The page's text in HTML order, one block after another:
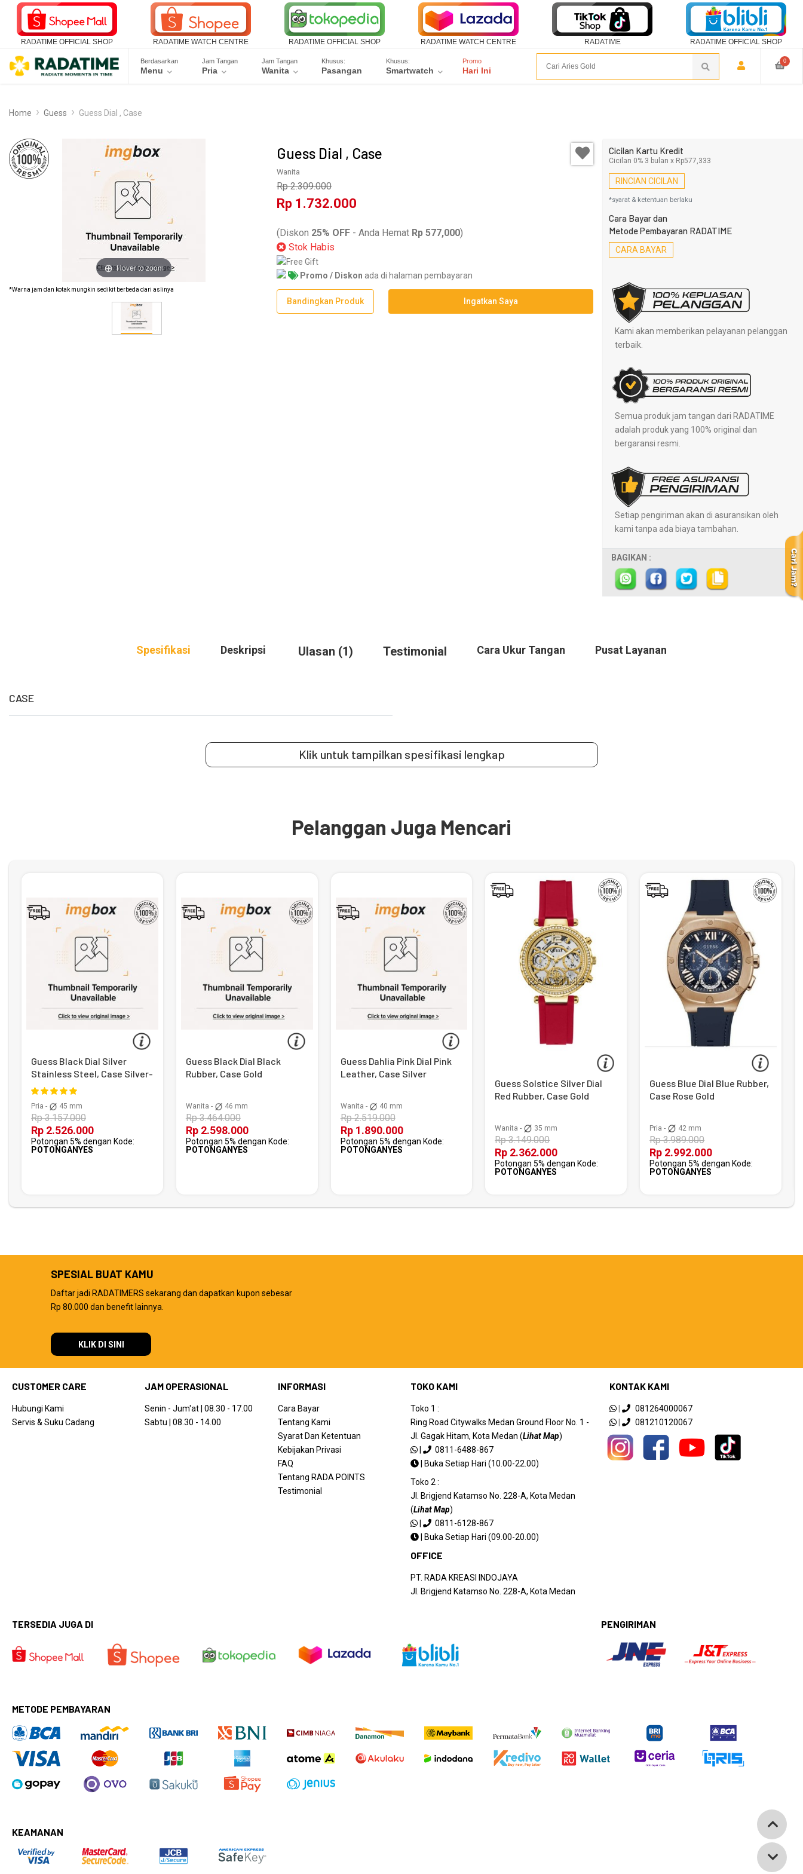
RADATIME OFFICIAL SHOP RADATIME WATCH CENTRE RADATIME OFFICIAL SHOP RADATIME WATCH CENTRE RADATIME RADATIME OFFICIAL SHOP
Berdasarkan
Menu
Jam Tangan
Pria
Jam Tangan
Wanita
Khusus:
Pasangan
Khusus:
Smartwatch
Promo
Hari Ini
0
Home Guess Guess Dial , Case
Hover to zoom
*Warna jam dan kotak mungkin sedikit berbeda dari aslinya
Guess Dial , Case
Wanita
Rp 2.309.000
Rp 1.732.000
(Diskon 25% OFF - Anda Hemat Rp 577,000)
Stok Habis
Promo / Diskon ada di halaman pembayaran
Bandingkan Produk Ingatkan Saya
Cicilan Kartu Kredit
Cicilan 0% 3 bulan x Rp577,333
RINCIAN CICILAN
*syarat & ketentuan berlaku
Cara Bayar dan
Metode Pembayaran RADATIME
CARA BAYAR
Kami akan memberikan pelayanan pelanggan
terbaik.
Semua produk jam tangan dari RADATIME
adalah produk yang 100% original dan
bergaransi resmi.
Setiap pengiriman akan di asuransikan oleh
kami tanpa ada biaya tambahan.
BAGIKAN :
Spesifikasi Deskripsi Ulasan (1) Testimonial Cara Ukur Tangan Pusat Layanan
CASE
Klik untuk tampilkan spesifikasi lengkap
Pelanggan Juga Mencari
Guess Black Dial Silver
Stainless Steel, Case Silver-
Black
Pria - 45 mm
Rp 3.157.000
Rp 2.526.000
Potongan 5% dengan Kode:
POTONGANYES
Guess Black Dial Black
Rubber, Case Gold
Wanita - 46 mm
Rp 3.464.000
Rp 2.598.000
Potongan 5% dengan Kode:
POTONGANYES
Guess Dahlia Pink Dial Pink
Leather, Case Silver
Wanita - 40 mm
Rp 2.519.000
Rp 1.890.000
Potongan 5% dengan Kode:
POTONGANYES
Guess Solstice Silver Dial
Red Rubber, Case Gold
Wanita - 35 mm
Rp 3.149.000
Rp 2.362.000
Potongan 5% dengan Kode:
POTONGANYES
Guess Blue Dial Blue Rubber,
Case Rose Gold
Pria - 42 mm
Rp 3.989.000
Rp 2.992.000
Potongan 5% dengan Kode:
POTONGANYES
SPESIAL BUAT KAMU
Daftar jadi RADATIMERS sekarang dan dapatkan kupon sebesar
Rp 80.000 dan benefit lainnya.
KLIK DI SINI
CUSTOMER CARE
Hubungi Kami
Servis & Suku Cadang
JAM OPERASIONAL
Senin - Jum'at | 08.30 - 17.00
Sabtu | 08.30 - 14.00
INFORMASI
Cara Bayar
Tentang Kami
Syarat Dan Ketentuan
Kebijakan Privasi
FAQ
Tentang RADA POINTS
Testimonial
TOKO KAMI
Toko 1 :
Ring Road Citywalks Medan Ground Floor No. 1 -
Jl. Gagak Hitam, Kota Medan (Lihat Map)
|
0811-6488-867
|
Buka Setiap Hari (10.00-22.00)
Toko 2 :
Jl. Brigjend Katamso No. 228-A, Kota Medan
(Lihat Map)
|
0811-6128-867
|
Buka Setiap Hari (09.00-20.00)
OFFICE
PT. RADA KREASI INDOJAYA
Jl. Brigjend Katamso No. 228-A, Kota Medan
KONTAK KAMI
|
081264000067
|
081210120067
TERSEDIA JUGA DI PENGIRIMAN
METODE PEMBAYARAN
KEAMANAN